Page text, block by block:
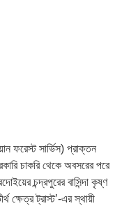
ফরেস্ট সার্ভিস) প্রাক্তন
চাকরি থেকে অবসরের পরে
চন্দ্রপুরের বাসিন্দা কৃষ্ণ
ক্ষেত্র ট্রাস্ট’-এর স্থায়ী